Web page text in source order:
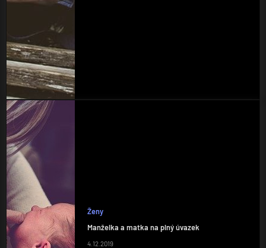
Ženy
Manželka a matka na plný úvazek
4.12.2019